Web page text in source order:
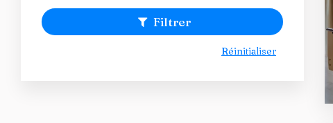
Filtrer
Réinitialiser